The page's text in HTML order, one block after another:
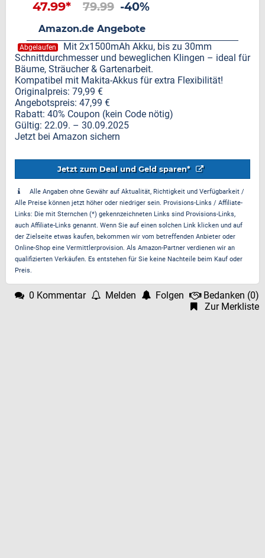
47.99* 79.99 -40%
Amazon.de Angebote
Abgelaufen
Mit 2x1500mAh Akku, bis zu 30mm
Schnittdurchmesser und beweglichen Klingen – ideal für
Bäume, Sträucher & Gartenarbeit.
Kompatibel mit Makita-Akkus für extra Flexibilität!
Originalpreis: 79,99 €
Angebotspreis: 47,99 €
Rabatt: 40% Coupon (kein Code nötig)
Gültig: 22.09. – 30.09.2025
Jetzt bei Amazon sichern
Jetzt zum Deal und Geld sparen*
Alle Angaben ohne Gewähr auf Aktualität, Richtigkeit und Verfügbarkeit /
Alle Preise können jetzt höher oder niedriger sein. Provisions-Links / Affiliate-
Links: Die mit Sternchen (*) gekennzeichneten Links sind Provisions-Links,
auch Affiliate-Links genannt. Wenn Sie auf einen solchen Link klicken und auf
der Zielseite etwas kaufen, bekommen wir vom betreffenden Anbieter oder
Online-Shop eine Vermittlerprovision. Als Amazon-Partner verdienen wir an
qualifizierten Verkäufen. Es entstehen für Sie keine Nachteile beim Kauf oder
Preis.
0 Kommentar Melden Folgen Bedanken (0)
Zur Merkliste